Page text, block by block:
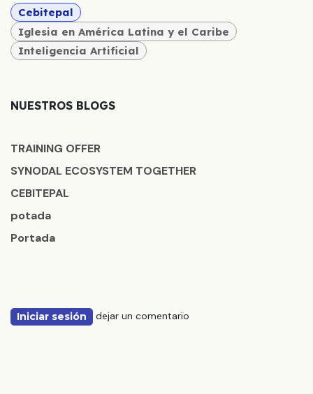
Cebitepal
Iglesia en América Latina y el Caribe
Inteligencia Artificial
NUESTROS BLOGS
TRAINING OFFER
SYNODAL ECOSYSTEM TOGETHER
CEBITEPAL
potada
Portada
Iniciar sesión dejar un comentario